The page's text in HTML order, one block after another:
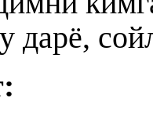
дарё,